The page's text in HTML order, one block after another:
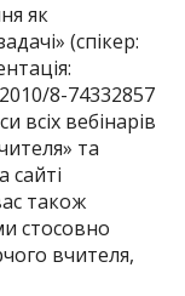
як
(спікер:
8-74332857
всіх вебінарів
та
сайті
також
стосовно
вчителя,